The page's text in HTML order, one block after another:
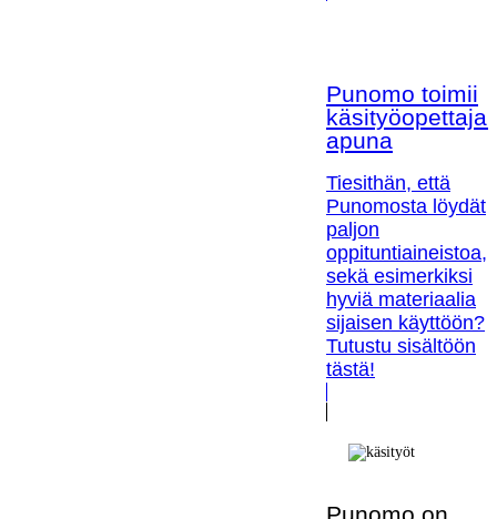
Punomo toimii
apuna
Tiesithän, että
Punomosta löydät
paljon
oppituntiaineistoa,
sekä esimerkiksi
hyviä materiaalia
sijaisen käyttöön?
Tutustu sisältöön
tästä!